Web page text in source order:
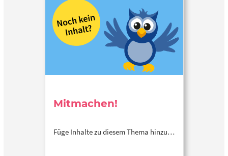
Mitmachen!
Füge Inhalte zu diesem Thema hinzu…